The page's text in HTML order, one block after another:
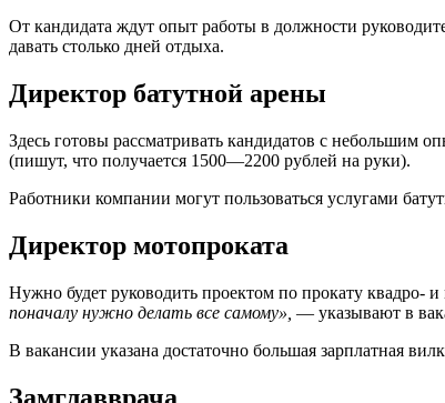
От кандидата ждут опыт работы в должности
давать столько дней отдыха.
Директор батутной арены
Здесь готовы рассматривать кандидатов с небольшим
(пишут, что получается 1500—2200 рублей на руки).
Работники компании могут пользоваться услугами
Директор мотопроката
Нужно будет руководить проектом по прокату квадро-
поначалу нужно делать все самому», — указывают в
В вакансии указана достаточно большая зарплатная
Замглавврача